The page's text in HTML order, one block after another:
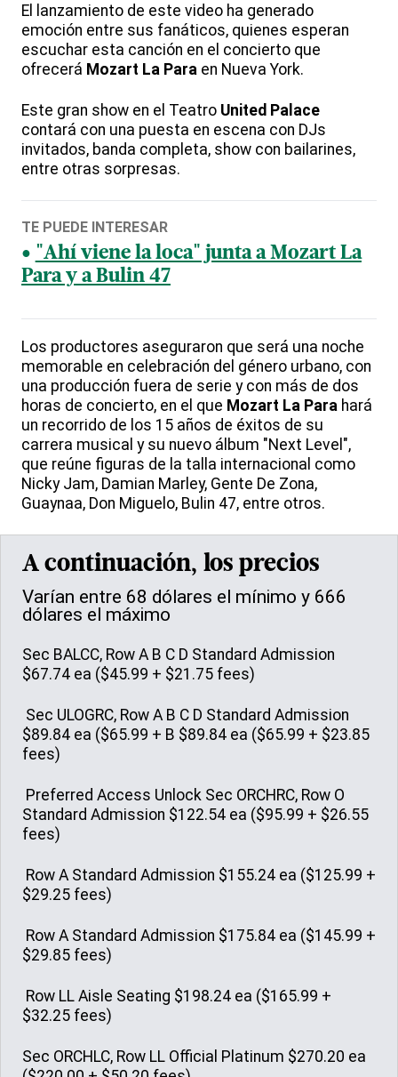
El lanzamiento de este video ha generado
emoción entre sus fanáticos, quienes esperan
escuchar esta canción en el concierto que
ofrecerá Mozart La Para en Nueva York.
Este gran show en el Teatro United Palace
contará con una puesta en escena con DJs
invitados, banda completa, show con bailarines,
entre otras sorpresas.
TE PUEDE INTERESAR
"Ahí viene la loca" junta a Mozart La
Para y a Bulin 47
Los productores aseguraron que será una noche
memorable en celebración del género urbano, con
una producción fuera de serie y con más de dos
horas de concierto, en el que Mozart La Para hará
un recorrido de los 15 años de éxitos de su
carrera musical y su nuevo álbum "Next Level",
que reúne figuras de la talla internacional como
Nicky Jam, Damian Marley, Gente De Zona,
Guaynaa, Don Miguelo, Bulin 47, entre otros.
A continuación, los precios
Varían entre 68 dólares el mínimo y 666
dólares el máximo
Sec BALCC, Row A B C D Standard Admission
$67.74 ea ($45.99 + $21.75 fees)
Sec ULOGRC, Row A B C D Standard Admission
$89.84 ea ($65.99 + B $89.84 ea ($65.99 + $23.85
fees)
Preferred Access Unlock Sec ORCHRC, Row O
Standard Admission $122.54 ea ($95.99 + $26.55
fees)
Row A Standard Admission $155.24 ea ($125.99 +
$29.25 fees)
Row A Standard Admission $175.84 ea ($145.99 +
$29.85 fees)
Row LL Aisle Seating $198.24 ea ($165.99 +
$32.25 fees)
Sec ORCHLC, Row LL Official Platinum $270.20 ea